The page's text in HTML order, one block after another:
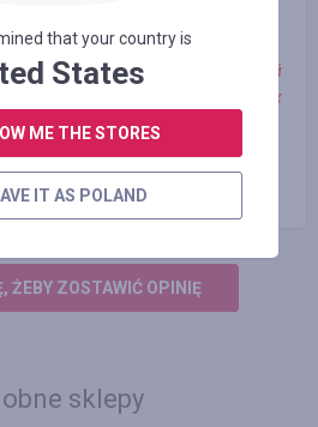
только в случае если Вы новый
за покупки от существующих
будет отменен.
должна составлять 1000 .
ŻEBY ZOSTAWIĆ OPINIĘ
sklepy
that your country is
States
ME THE STORES
IT AS POLAND